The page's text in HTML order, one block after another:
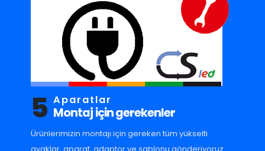
5 Aparatlar
Montaj için gerekenler
Ürünlerimizin montajı için gereken tüm yükselti